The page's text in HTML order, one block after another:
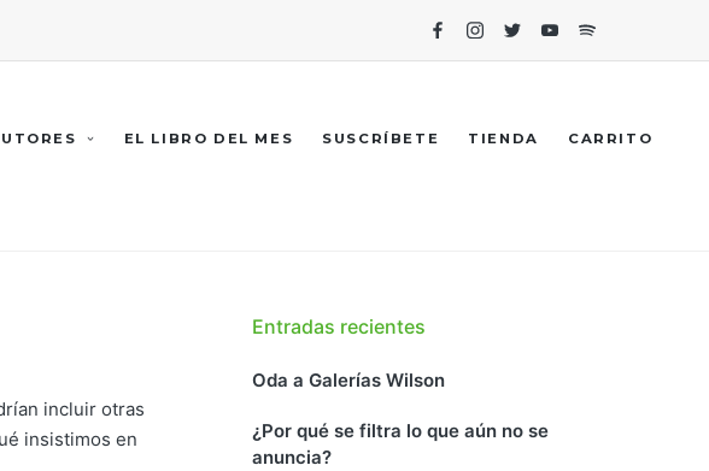
FacebookInstagram
TwitterYoutubeSpotify
EL LIBRO DEL MES SUSCRÍBETE TIENDA CARRITO
incluir otras
insistimos en
Entradas recientes
Oda a Galerías Wilson
¿Por qué se filtra lo que aún no se
anuncia?